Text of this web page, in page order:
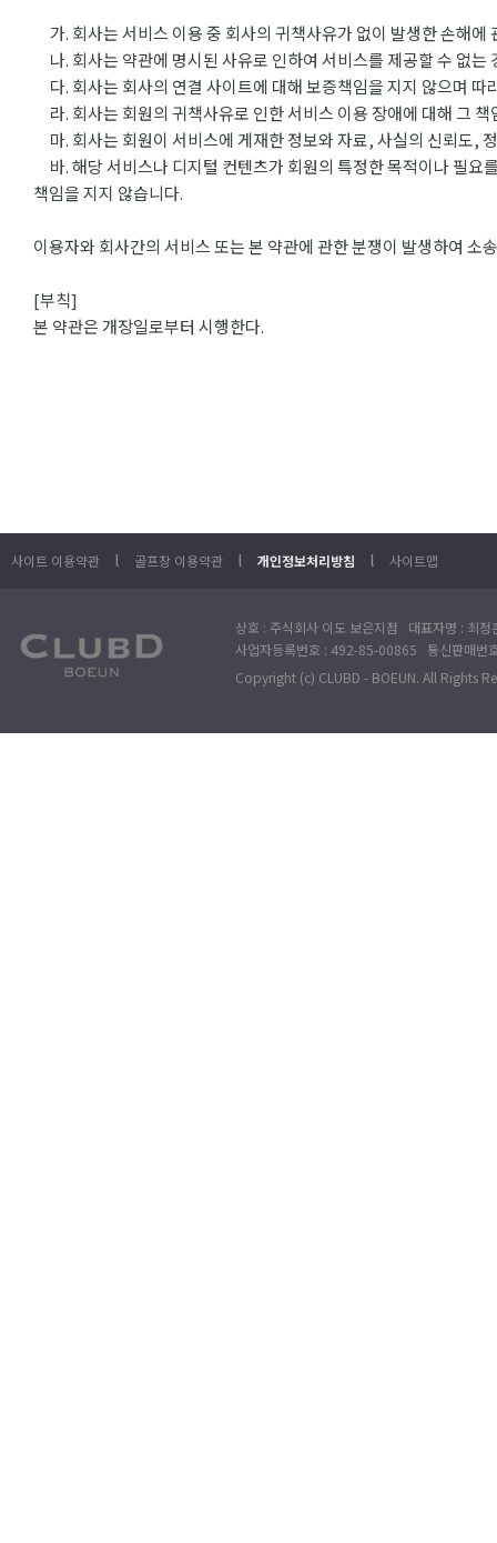
가. 회사는 서비스 이용 중 회사의 귀책사유가 없이 발생한 손해에
나. 회사는 약관에 명시된 사유로 인하여 서비스를 제공할 수 없
다. 회사는 회사의 연결 사이트에 대해 보증책임을 지지 않으며
라. 회사는 회원의 귀책사유로 인한 서비스 이용 장애에 대해 그 책
마. 회사는 회원이 서비스에 게재한 정보와 자료, 사실의 신뢰도,
바. 해당 서비스나 디지털 컨텐츠가 회원의 특정한 목적이나 필요
책임을 지지 않습니다.
이용자와 회사간의 서비스 또는 본 약관에 관한 분쟁이 발생하여
[부칙]
본 약관은 개장일로부터 시행한다.
사이트 이용약관 l 골프장 이용약관 l 개인정보처리방침 l 사이트맵
상호 : 주식회사 이도 보은지점 대표자명 : 최
사업자등록번호 : 492-85-00865 통신판매
Copyright (c) CLUBD - BOEUN. All Rights